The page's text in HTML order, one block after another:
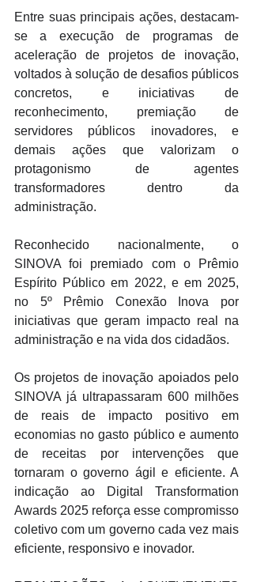
Entre suas principais ações, destacam-
se a execução de programas de
aceleração de projetos de inovação,
voltados à solução de desafios públicos
concretos, e iniciativas de
reconhecimento, premiação de
servidores públicos inovadores, e
demais ações que valorizam o
protagonismo de agentes
transformadores dentro da
administração.
Reconhecido nacionalmente, o
SINOVA foi premiado com o Prêmio
Espírito Público em 2022, e em 2025,
no 5º Prêmio Conexão Inova por
iniciativas que geram impacto real na
administração e na vida dos cidadãos.
Os projetos de inovação apoiados pelo
SINOVA já ultrapassaram 600 milhões
de reais de impacto positivo em
economias no gasto público e aumento
de receitas por intervenções que
tornaram o governo ágil e eficiente. A
indicação ao Digital Transformation
Awards 2025 reforça esse compromisso
coletivo com um governo cada vez mais
eficiente, responsivo e inovador.